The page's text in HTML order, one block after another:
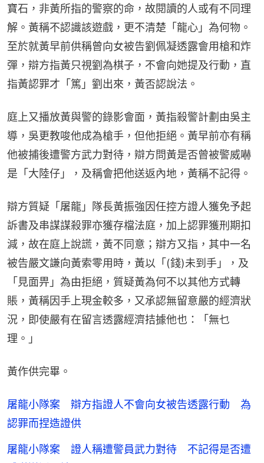
寶石，非黃所指的警察的命，故閱讀的人或有不同理
解。黃稱不認識該遊戲，更不清楚「龍心」為何物。
至於就黃早前供稱曾向女被告劉佩凝透露會用槍和炸
彈，辯方指黃只視劉為棋子，不會向她提及行動，直
指黃認罪才「篤」劉出來，黃否認說法。
庭上又播放黃與警的錄影會面，黃指殺警計劃由吳主
導，吳更教唆他成為槍手，但他拒絕。黃早前亦有稱
他被捕後遭警方武力對待，辯方問黃是否曾被警威嚇
是「大陸仔」，及稱會把他送返內地，黃稱不記得。
辯方質疑「屠龍」隊長黃振強因任控方證人獲免予起
訴書及串謀謀殺罪亦獲存檔法庭，加上認罪獲刑期扣
減，故在庭上說謊，黃不同意；辯方又指，其中一名
被告嚴文謙向黃索零用時，黃以「(錢)未到手」，及
「見面畀」為由拒絕，質疑黃為何不以其他方式轉
賬，黃稱因手上現金較多，又承認無留意嚴的經濟狀
況，即使嚴有在留言透露經濟拮據他也：「無乜
理。」
黃作供完畢。
屠龍小隊案 辯方指證人不會向女被告透露行動 為
認罪而捏造證供
屠龍小隊案 證人稱遭警員武力對待 不記得是否遭